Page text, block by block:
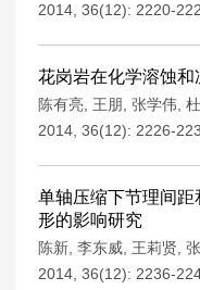
2014, 36(12): 2220-
花岗岩在化学溶蚀
陈有亮 王朋 张学伟
2014, 36(12): 2226-
单轴压缩下节理间
形的影响研究
陈新 李东威 王莉贤
2014, 36(12): 2236-